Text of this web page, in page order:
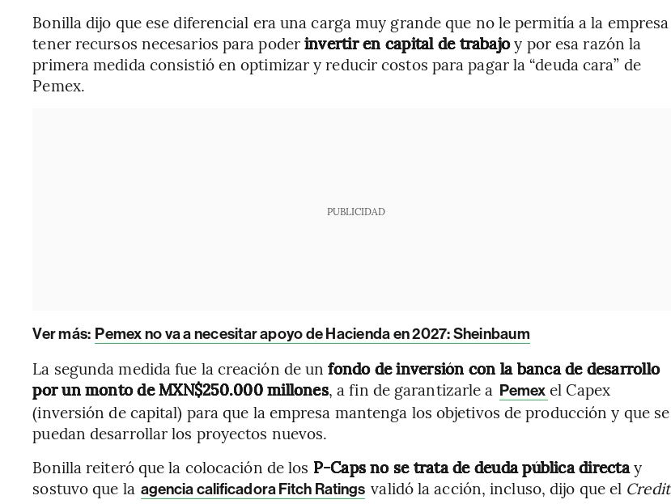
Bonilla dijo que ese diferencial era una carga muy grande que no le permitía a la empresa
tener recursos necesarios para poderinvertir en capital de trabajoy por esa razón la
primera medida consistió en optimizar y reducir costos para pagar la “deuda cara” de
Pemex.
PUBLICIDAD
Ver más: Pemex no va a necesitar apoyo de Hacienda en 2027: Sheinbaum
La segunda medida fue la creación de unfondo de inversión con la banca de desarrollo
por un monto de MXN$250.000 millones, a fin de garantizarle a Pemex el Capex
(inversión de capital) para que la empresa mantenga los objetivos de producción y que se
puedan desarrollar los proyectos nuevos.
Bonilla reiteró que la colocación de los P-Caps no se trata de deuda pública directay
sostuvo que la agencia calificadora Fitch Ratings validó la acción, incluso, dijo que el Credit